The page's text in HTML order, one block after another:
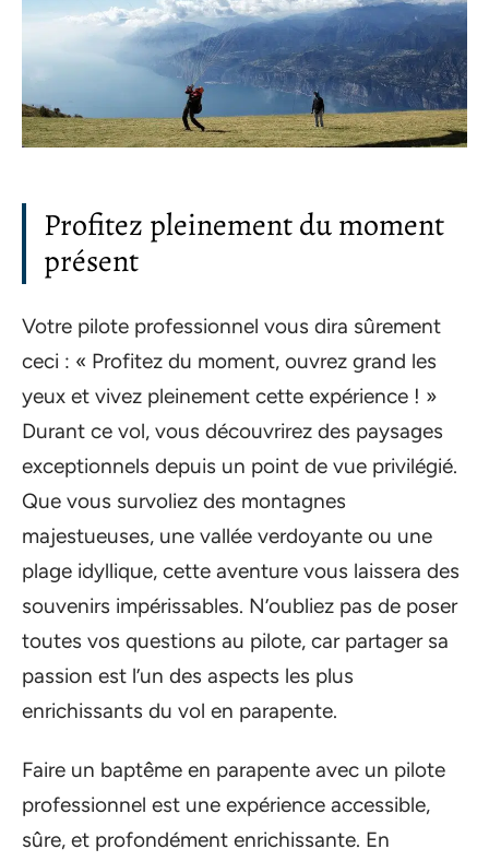
Profitez pleinement du moment
présent
Votre pilote professionnel vous dira sûrement
ceci : « Profitez du moment, ouvrez grand les
yeux et vivez pleinement cette expérience ! »
Durant ce vol, vous découvrirez des paysages
exceptionnels depuis un point de vue privilégié.
Que vous survoliez des montagnes
majestueuses, une vallée verdoyante ou une
plage idyllique, cette aventure vous laissera des
souvenirs impérissables. N’oubliez pas de poser
toutes vos questions au pilote, car partager sa
passion est l’un des aspects les plus
enrichissants du vol en parapente.
Faire un baptême en parapente avec un pilote
professionnel est une expérience accessible,
sûre, et profondément enrichissante. En